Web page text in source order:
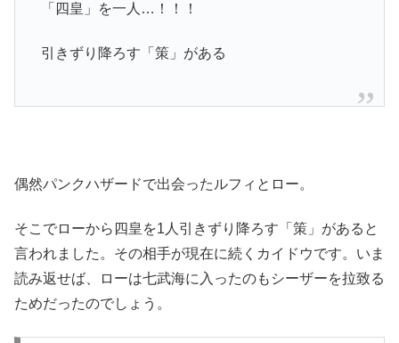
「四皇」を一人…！！！
引きずり降ろす「策」がある
偶然パンクハザードで出会ったルフィとロー。
そこでローから四皇を1人引きずり降ろす「策」があると
言われました。その相手が現在に続くカイドウです。いま
読み返せば、ローは七武海に入ったのもシーザーを拉致る
ためだったのでしょう。